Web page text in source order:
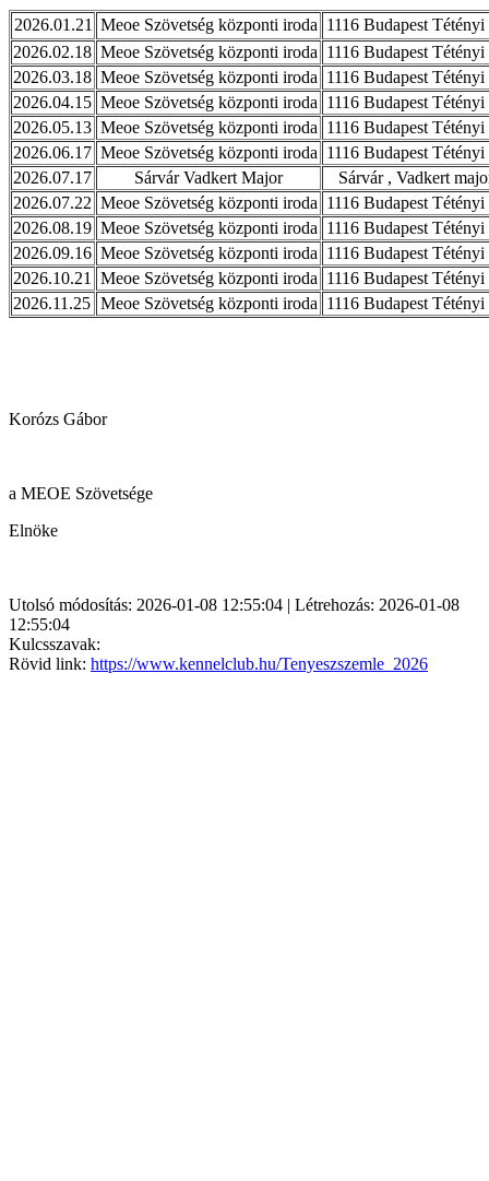
2026.01.21 Meoe Szövetség központi iroda 1116 Budapest Tétényi
2026.02.18 Meoe Szövetség központi iroda 1116 Budapest Tétényi
2026.03.18 Meoe Szövetség központi iroda 1116 Budapest Tétényi
2026.04.15 Meoe Szövetség központi iroda 1116 Budapest Tétényi
2026.05.13 Meoe Szövetség központi iroda 1116 Budapest Tétényi
2026.06.17 Meoe Szövetség központi iroda 1116 Budapest Tétényi
2026.07.17
Sárvár Vadkert Major
Sárvár , Vadkert
2026.07.22 Meoe Szövetség központi iroda 1116 Budapest Tétényi
2026.08.19 Meoe Szövetség központi iroda 1116 Budapest Tétényi
2026.09.16 Meoe Szövetség központi iroda 1116 Budapest Tétényi
2026.10.21
Meoe Szövetség központi iroda 1116 Budapest Tétényi
2026.11.25 Meoe Szövetség központi iroda 1116 Budapest Tétényi
Korózs Gábor
a MEOE Szövetsége
Elnöke
Utolsó módosítás: 2026-01-08 12:55:04 | Létrehozás: 2026-01-08
12:55:04
Kulcsszavak:
Rövid link: https://www.kennelclub.hu/Tenyeszszemle_2026